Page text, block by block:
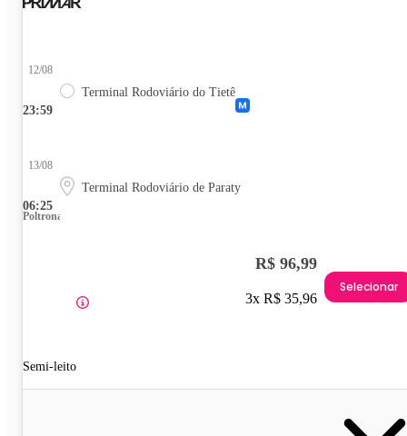
23:59
12/08
Terminal Rodoviário do Tietê
06:25
13/08
Terminal Rodoviário de Paraty
Poltrona
Semi-leito
R$ 96,99
3x R$ 35,96
Selecionar